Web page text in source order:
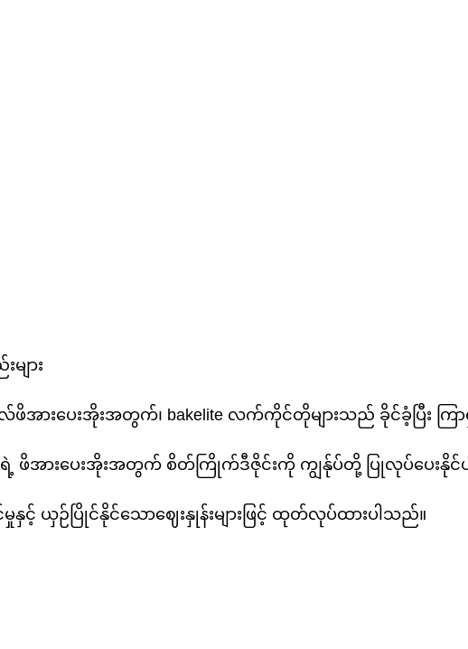
ျား
ဖိအားပေးအိုးအတွက်၊ bakelite လက်ကိုင်တိုများသည် ခိုင်ခံ့ပြီး ကြ
ဖိအားပေးအိုးအတွက် စိတ်ကြိုက်ဒီဇိုင်းကို ကျွန်ုပ်တို့ ပြုလုပ်ပေးနိုင်
င့် ယှဉ်ပြိုင်နိုင်သောဈေးနှုန်းများဖြင့် ထုတ်လုပ်ထားပါသည်။